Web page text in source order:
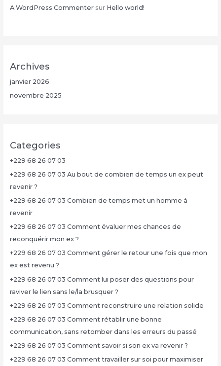
A WordPress Commentersur Hello world!
Archives
janvier 2026
novembre 2025
Categories
+229 68 26 07 03
+229 68 26 07 03 Au bout de combien de temps un ex peut
revenir ?
+229 68 26 07 03 Combien de temps met un homme à
revenir
+229 68 26 07 03 Comment évaluer mes chances de
reconquérir mon ex ?
+229 68 26 07 03 Comment gérer le retour une fois que mon
ex est revenu ?
+229 68 26 07 03 Comment lui poser des questions pour
raviver le lien sans le/la brusquer ?
+229 68 26 07 03 Comment reconstruire une relation solide
+229 68 26 07 03 Comment rétablir une bonne
communication, sans retomber dans les erreurs du passé
+229 68 26 07 03 Comment savoir si son ex va revenir ?
+229 68 26 07 03 Comment travailler sur soi pour maximiser